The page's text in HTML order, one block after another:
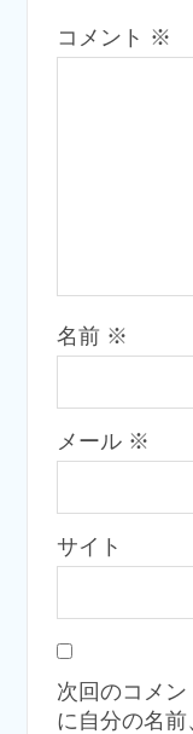
コメント ※
名前 ※
メール ※
サイト
次回のコメ
に自分の名